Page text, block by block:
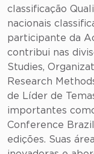
classificação
nacionais
participante da
contribui nas
Studies,
Research
de Líder de
importantes
Conference
edições. Suas